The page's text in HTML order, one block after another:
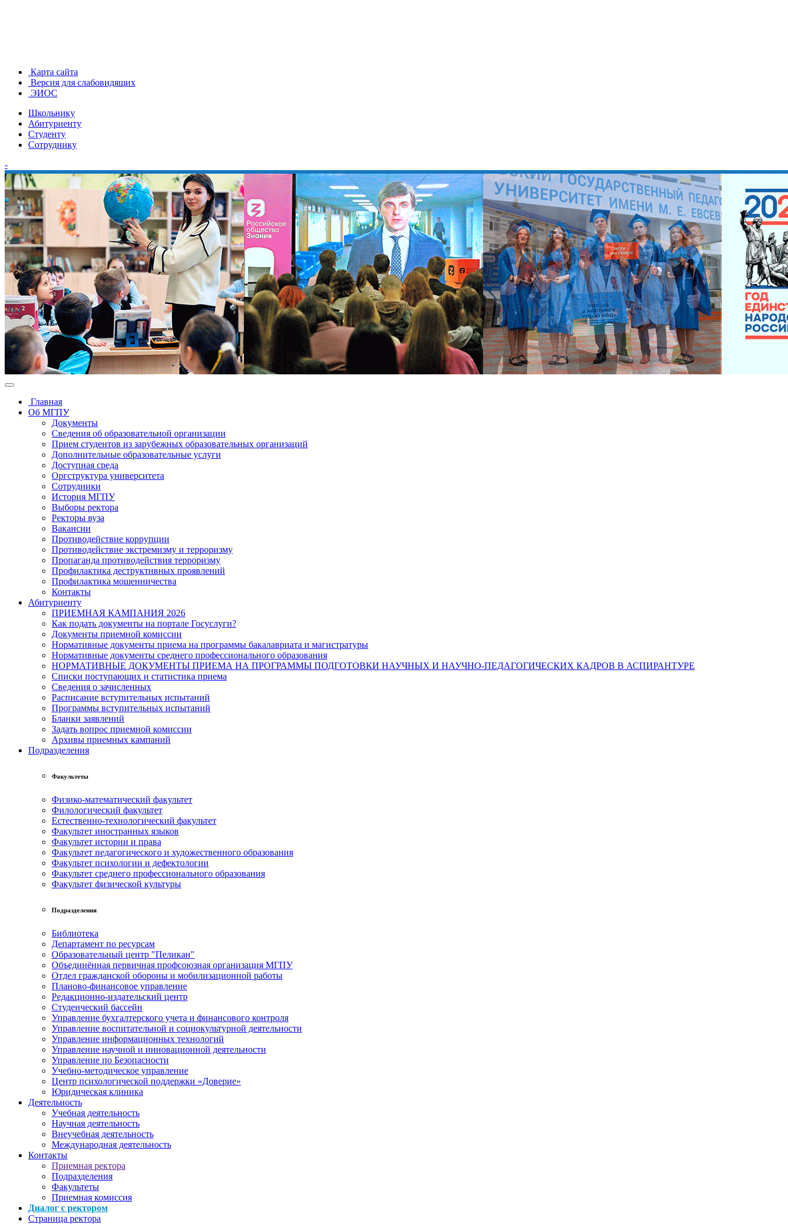
Карта сайта
Версия для слабовидящих
ЭИОС
Школьнику
Абитуриенту
Студенту
Сотруднику
-
Главная
Об МГПУ
Документы
Сведения об образовательной организации
Прием студентов из зарубежных образовательных организаций
Дополнительные образовательные услуги
Доступная среда
Оргструктура университета
Сотрудники
История МГПУ
Выборы ректора
Ректоры вуза
Вакансии
Противодействие коррупции
Противодействие экстремизму и терроризму
Пропаганда противодействия терроризму
Профилактика деструктивных проявлений
Профилактика мошенничества
Контакты
Абитуриенту
ПРИЕМНАЯ КАМПАНИЯ 2026
Как подать документы на портале Госуслуги?
Документы приемной комиссии
Нормативные документы приема на программы бакалавриата и магистратуры
Нормативные документы среднего профессионального образования
НОРМАТИВНЫЕ ДОКУМЕНТЫ ПРИЕМА НА ПРОГРАММЫ ПОДГОТОВКИ НАУЧНЫХ И НАУЧНО-ПЕДАГОГИЧЕСКИХ КАДРОВ В АСПИРАНТУРЕ
Списки поступающих и статистика приема
Сведения о зачисленных
Расписание вступительных испытаний
Программы вступительных испытаний
Бланки заявлений
Задать вопрос приемной комиссии
Архивы приемных кампаний
Подразделения
Факультеты
Физико-математический факультет
Филологический факультет
Естественно-технологический факультет
Факультет иностранных языков
Факультет истории и права
Факультет педагогического и художественного образования
Факультет психологии и дефектологии
Факультет среднего профессионального образования
Факультет физической культуры
Подразделения
Библиотека
Департамент по ресурсам
Образовательный центр "Пеликан"
Объединённая первичная профсоюзная организация МГПУ
Отдел гражданской обороны и мобилизационной работы
Планово-финансовое управление
Редакционно-издательский центр
Студенческий бассейн
Управление бухгалтерского учета и финансового контроля
Управление воспитательной и социокультурной деятельности
Управление информационных технологий
Управление научной и инновационной деятельности
Управление по Безопасности
Учебно-методическое управление
Центр психологической поддержки «Доверие»
Юридическая клиника
Деятельность
Учебная деятельность
Научная деятельность
Внеучебная деятельность
Международная деятельность
Контакты
Приемная ректора
Подразделения
Факультеты
Приемная комиссия
Диалог с ректором
Страница ректора